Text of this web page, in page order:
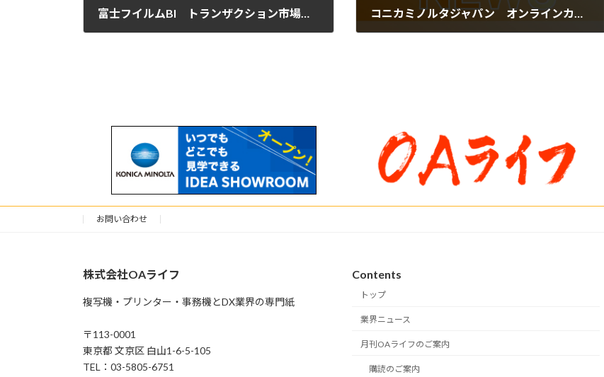
富士フイルムBI トランザクション市場向け高速ロール紙カラーIJプリンター発売 コニカミノルタジャパン オンラインカンファレンスを10月11日から3日間開催
お問い合わせ
株式会社OAライフ
複写機・プリンター・事務機とDX業界の専門紙
〒113-0001
東京都 文京区 白山1-6-5-105
TEL：03-5805-6751
Contents
トップ
業界ニュース
月刊OAライフのご案内
購読のご案内